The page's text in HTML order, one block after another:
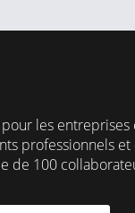
les entreprises
professionnels
de 100